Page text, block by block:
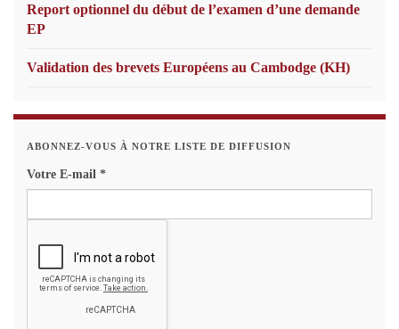
Report optionnel du début de l’examen d’une demande
EP
Validation des brevets Européens au Cambodge (KH)
ABONNEZ-VOUS À NOTRE LISTE DE DIFFUSION
Votre E-mail *